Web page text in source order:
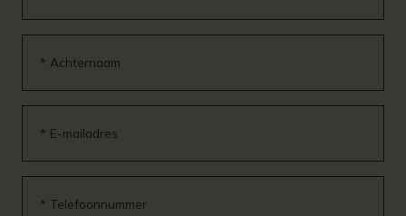
* Achternaam
* E-mailadres
* Telefoonnummer